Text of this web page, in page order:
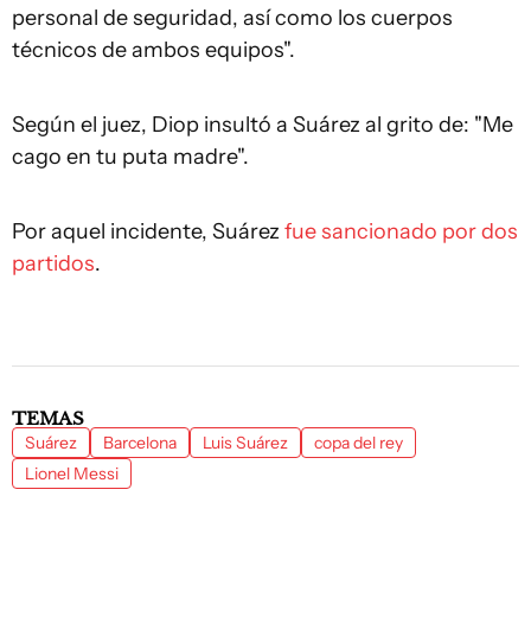
personal de seguridad, así como los cuerpos
técnicos de ambos equipos".
Según el juez, Diop insultó a Suárez al grito de: "Me
cago en tu puta madre".
Por aquel incidente, Suárez fue sancionado por dos
partidos.
TEMAS
Suárez Barcelona Luis Suárez
copa del rey
Lionel Messi